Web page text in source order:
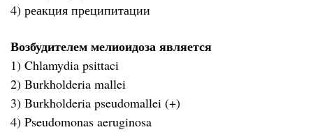
4) реакция преципитации
Возбудителем мелиоидоза является
1) Chlamydia psittaci
2) Burkholderia mallei
3) Burkholderia pseudomallei (+)
4) Pseudomonas aeruginosa